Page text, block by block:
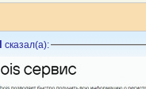
сказал(a):